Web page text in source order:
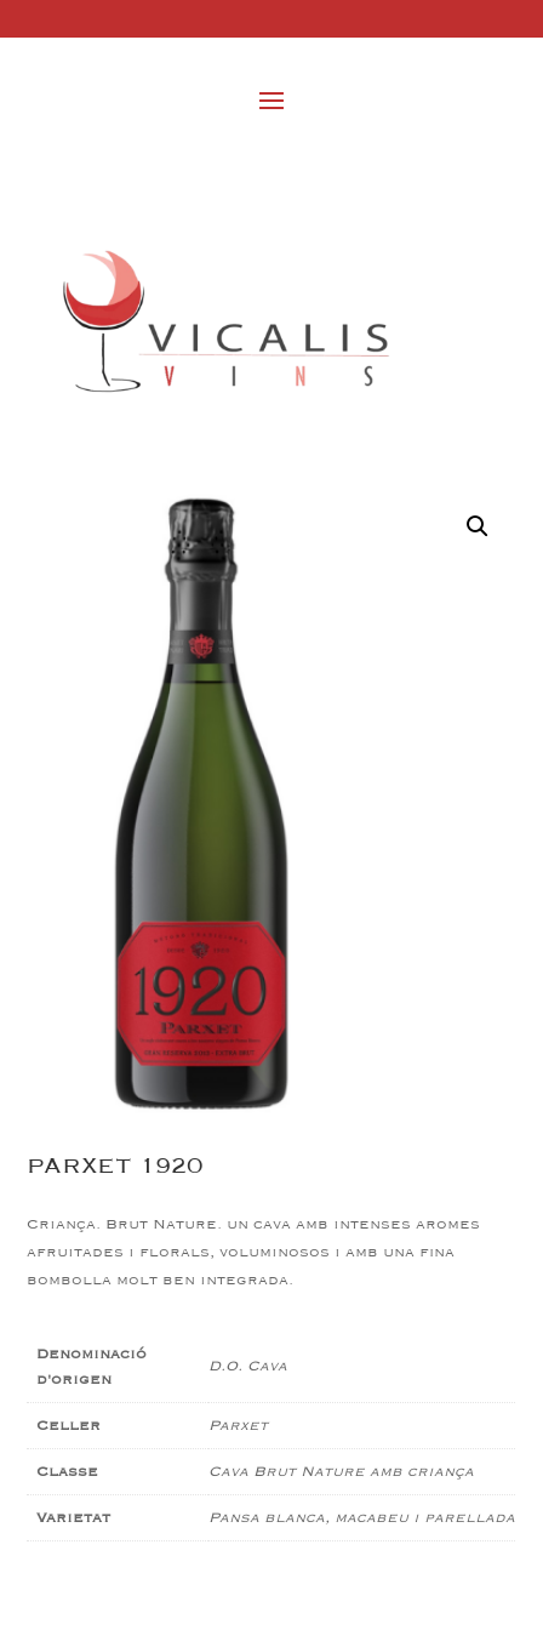
PARXET 1920
Criança. Brut Nature. un cava amb intenses aromes
afruitades i florals, voluminosos i amb una fina
bombolla molt ben integrada.
Denominació
d'origen
D.O. Cava
Celler Parxet
Classe Cava Brut Nature amb criança
Varietat Pansa blanca, macabeu i parellada